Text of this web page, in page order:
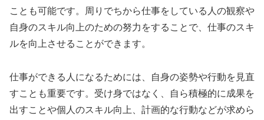
ことも可能です。周りでちから仕事をしている人の観察や
自身のスキル向上のための努力をすることで、仕事のスキ
ルを向上させることができます。
仕事ができる人になるためには、自身の姿勢や行動を見直
すことも重要です。受け身ではなく、自ら積極的に成果を
出すことや個人のスキル向上、計画的な行動などが求めら